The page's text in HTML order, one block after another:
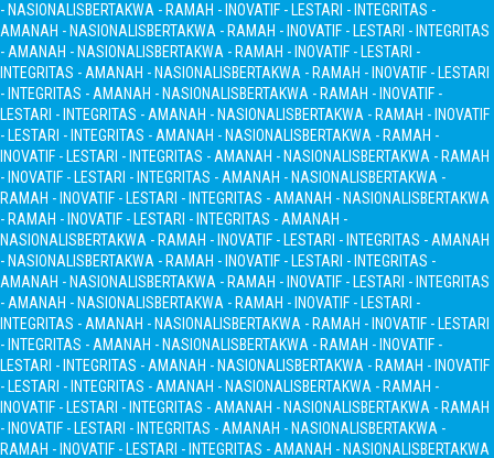
- NASIONALISBERTAKWA - RAMAH - INOVATIF - LESTARI - INTEGRITAS -
AMANAH - NASIONALISBERTAKWA - RAMAH - INOVATIF - LESTARI - INTEGRITAS
- AMANAH - NASIONALISBERTAKWA - RAMAH - INOVATIF - LESTARI -
INTEGRITAS - AMANAH - NASIONALISBERTAKWA - RAMAH - INOVATIF - LESTARI
- INTEGRITAS - AMANAH - NASIONALISBERTAKWA - RAMAH - INOVATIF -
LESTARI - INTEGRITAS - AMANAH - NASIONALISBERTAKWA - RAMAH - INOVATIF
- LESTARI - INTEGRITAS - AMANAH - NASIONALISBERTAKWA - RAMAH -
INOVATIF - LESTARI - INTEGRITAS - AMANAH - NASIONALISBERTAKWA - RAMAH
- INOVATIF - LESTARI - INTEGRITAS - AMANAH - NASIONALISBERTAKWA -
RAMAH - INOVATIF - LESTARI - INTEGRITAS - AMANAH - NASIONALISBERTAKWA
- RAMAH - INOVATIF - LESTARI - INTEGRITAS - AMANAH -
NASIONALISBERTAKWA - RAMAH - INOVATIF - LESTARI - INTEGRITAS - AMANAH
- NASIONALISBERTAKWA - RAMAH - INOVATIF - LESTARI - INTEGRITAS -
AMANAH - NASIONALISBERTAKWA - RAMAH - INOVATIF - LESTARI - INTEGRITAS
- AMANAH - NASIONALISBERTAKWA - RAMAH - INOVATIF - LESTARI -
INTEGRITAS - AMANAH - NASIONALISBERTAKWA - RAMAH - INOVATIF - LESTARI
- INTEGRITAS - AMANAH - NASIONALISBERTAKWA - RAMAH - INOVATIF -
LESTARI - INTEGRITAS - AMANAH - NASIONALISBERTAKWA - RAMAH - INOVATIF
- LESTARI - INTEGRITAS - AMANAH - NASIONALISBERTAKWA - RAMAH -
INOVATIF - LESTARI - INTEGRITAS - AMANAH - NASIONALISBERTAKWA - RAMAH
- INOVATIF - LESTARI - INTEGRITAS - AMANAH - NASIONALISBERTAKWA -
RAMAH - INOVATIF - LESTARI - INTEGRITAS - AMANAH - NASIONALISBERTAKWA